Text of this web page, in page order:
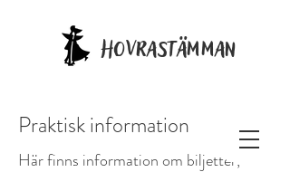
Hovrastämman
Praktisk information
Här finns information om biljetter,